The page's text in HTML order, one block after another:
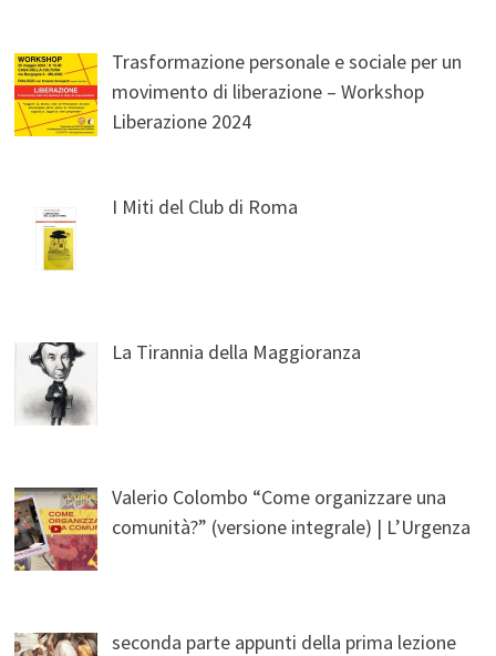
Trasformazione personale e sociale per un
movimento di liberazione – Workshop
Liberazione 2024
I Miti del Club di Roma
La Tirannia della Maggioranza
Valerio Colombo “Come organizzare una
comunità?” (versione integrale) | L’Urgenza
seconda parte appunti della prima lezione